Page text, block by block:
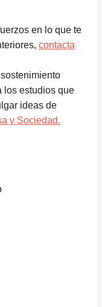
en lo que te
contacta
los estudios que
ideas de
y Sociedad.